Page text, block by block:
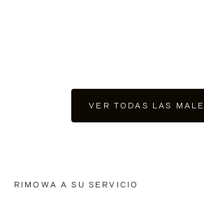
VER TODAS LAS
RIMOWA A SU SERVICIO